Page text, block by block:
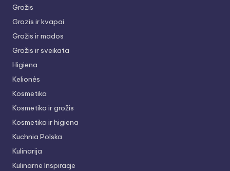
Grožis
Grozis ir kvapai
Grožis ir mados
Grožis ir sveikata
Higiena
Kelionės
Kosmetika
Kosmetika ir grožis
Kosmetika ir higiena
Kuchnia Polska
Kulinarija
Kulinarne Inspiracje